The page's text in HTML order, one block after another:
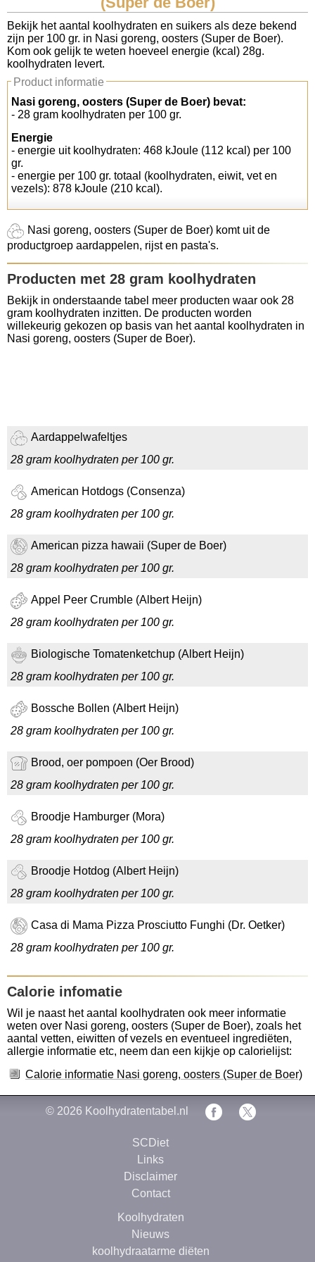
Koolhydraten tellen
Links
Bekijk het aantal koolhydraten en suikers als deze bekend
zijn per 100 gr. in Nasi goreng, oosters (Super de Boer).
Kom ook gelijk te weten hoeveel energie (kcal) 28g.
koolhydraten levert.
Product informatie
Nasi goreng, oosters (Super de Boer) bevat:
- 28 gram koolhydraten per 100 gr.
Energie
- energie uit koolhydraten: 468 kJoule (112 kcal) per 100
gr.
- energie per 100 gr. totaal (koolhydraten, eiwit, vet en
vezels): 878 kJoule (210 kcal).
Nasi goreng, oosters (Super de Boer) komt uit de
productgroep aardappelen, rijst en pasta's.
Producten met 28 gram koolhydraten
Bekijk in onderstaande tabel meer producten waar ook 28
gram koolhydraten inzitten. De producten worden
willekeurig gekozen op basis van het aantal koolhydraten in
Nasi goreng, oosters (Super de Boer).
Aardappelwafeltjes
28 gram koolhydraten per 100 gr.
American Hotdogs (Consenza)
28 gram koolhydraten per 100 gr.
American pizza hawaii (Super de Boer)
28 gram koolhydraten per 100 gr.
Appel Peer Crumble (Albert Heijn)
28 gram koolhydraten per 100 gr.
Biologische Tomatenketchup (Albert Heijn)
28 gram koolhydraten per 100 gr.
Bossche Bollen (Albert Heijn)
28 gram koolhydraten per 100 gr.
Brood, oer pompoen (Oer Brood)
28 gram koolhydraten per 100 gr.
Broodje Hamburger (Mora)
28 gram koolhydraten per 100 gr.
Broodje Hotdog (Albert Heijn)
28 gram koolhydraten per 100 gr.
Casa di Mama Pizza Prosciutto Funghi (Dr. Oetker)
28 gram koolhydraten per 100 gr.
Calorie infomatie
Wil je naast het aantal koolhydraten ook meer informatie
weten over Nasi goreng, oosters (Super de Boer), zoals het
aantal vetten, eiwitten of vezels en eventueel ingrediëten,
allergie informatie etc, neem dan een kijkje op calorielijst:
Calorie informatie Nasi goreng, oosters (Super de Boer)
© 2026 Koolhydratentabel.nl
SCDiet
Links
Disclaimer
Contact
Koolhydraten
Nieuws
koolhydraatarme diëten